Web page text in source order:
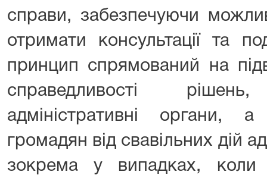
справи, забезпечуючи
отримати консультації та
принцип спрямований на
справедливості
адміністративні органи,
громадян від свавільних дій
зокрема у випадках, коли